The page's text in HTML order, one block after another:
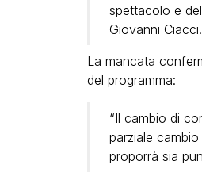
spettacolo e
Giovanni
La mancata
del programma:
“Il cambio di
parziale
proporrà sia